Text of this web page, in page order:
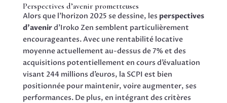
Perspectives d’avenir prometteuses
Alors que l’horizon 2025 se dessine, les perspectives
d’avenird’Iroko Zen semblent particulièrement
encourageantes. Avec une rentabilité locative
moyenne actuellement au-dessus de 7% et des
acquisitions potentiellement en cours d’évaluation
visant 244 millions d’euros, la SCPI est bien
positionnée pour maintenir, voire augmenter, ses
performances. De plus, en intégrant des critères